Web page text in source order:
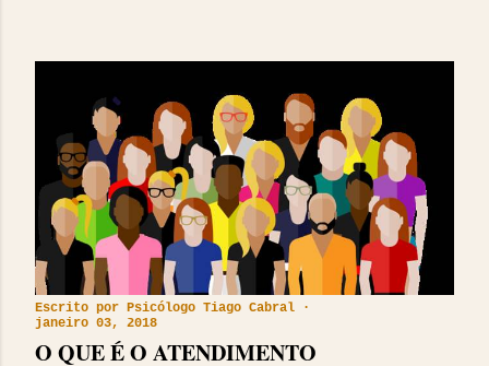
Escrito por Psicólogo Tiago Cabral
janeiro 03, 2018
O QUE É O ATENDIMENTO